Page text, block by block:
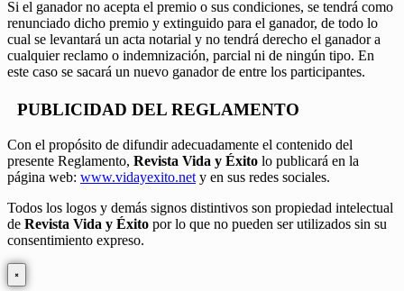
Si el ganador no acepta el premio o sus condiciones, se tendrá como
renunciado dicho premio y extinguido para el ganador, de todo lo
cual se levantará un acta notarial y no tendrá derecho el ganador a
cualquier reclamo o indemnización, parcial ni de ningún tipo. En
este caso se sacará un nuevo ganador de entre los participantes.
PUBLICIDAD DEL REGLAMENTO
Con el propósito de difundir adecuadamente el contenido del
presente Reglamento, Revista Vida y Éxito lo publicará en la
página web: www.vidayexito.net y en sus redes sociales.
Todos los logos y demás signos distintivos son propiedad intelectual
de Revista Vida y Éxito por lo que no pueden ser utilizados sin su
consentimiento expreso.
×